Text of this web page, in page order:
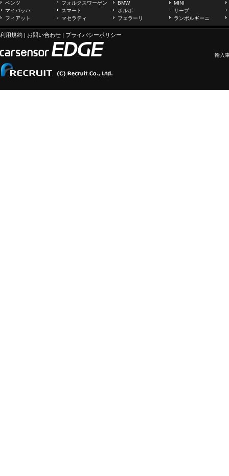
ベンツ フォルクスワーゲン BMW
MINI
マイバッハ
スマート ボルボ
サーブ
フィアット
マセラティ フェラーリ ランボルギーニ
利用規約 | お問い合わせ | プライバシーポリシー
輸入